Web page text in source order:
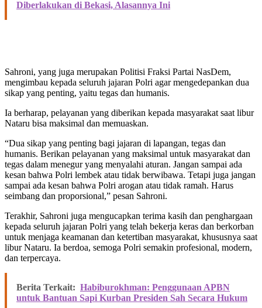
Diberlakukan di Bekasi, Alasannya Ini
Sahroni, yang juga merupakan Politisi Fraksi Partai NasDem,
mengimbau kepada seluruh jajaran Polri agar mengedepankan dua
sikap yang penting, yaitu tegas dan humanis.
Ia berharap, pelayanan yang diberikan kepada masyarakat saat libur
Nataru bisa maksimal dan memuaskan.
“Dua sikap yang penting bagi jajaran di lapangan, tegas dan
humanis. Berikan pelayanan yang maksimal untuk masyarakat dan
tegas dalam menegur yang menyalahi aturan. Jangan sampai ada
kesan bahwa Polri lembek atau tidak berwibawa. Tetapi juga jangan
sampai ada kesan bahwa Polri arogan atau tidak ramah. Harus
seimbang dan proporsional,” pesan Sahroni.
Terakhir, Sahroni juga mengucapkan terima kasih dan penghargaan
kepada seluruh jajaran Polri yang telah bekerja keras dan berkorban
untuk menjaga keamanan dan ketertiban masyarakat, khususnya saat
libur Nataru. Ia berdoa, semoga Polri semakin profesional, modern,
dan terpercaya.
Berita Terkait: Habiburokhman: Penggunaan APBN
untuk Bantuan Sapi Kurban Presiden Sah Secara Hukum